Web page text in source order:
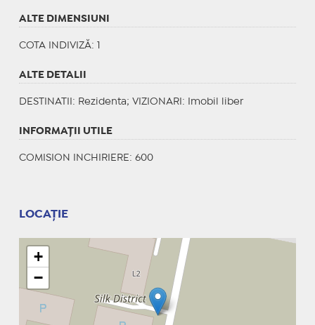
ALTE DIMENSIUNI
COTA INDIVIZĂ: 1
ALTE DETALII
DESTINATII : Rezidenta; VIZIONARI : Imobil liber
INFORMAŢII UTILE
COMISION INCHIRIERE: 600
LOCAȚIE
+
−